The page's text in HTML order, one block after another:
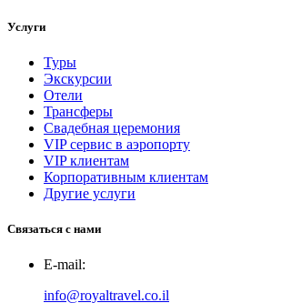
Услуги
Туры
Экскурсии
Отели
Трансферы
Свадебная церемония
VIP сервис в аэропорту
VIP клиентам
Корпоративным клиентам
Другие услуги
Связаться с нами
E-mail:
info@royaltravel.co.il